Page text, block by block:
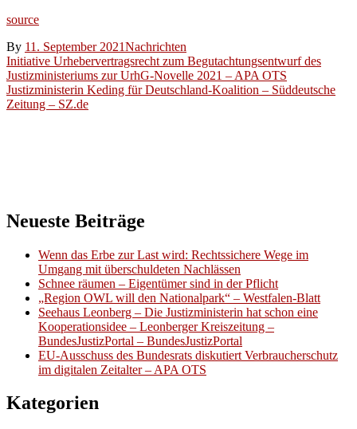
source
By 11. September 2021Nachrichten
Beitragsnavigation
Initiative Urhebervertragsrecht zum Begutachtungsentwurf des
Justizministeriums zur UrhG-Novelle 2021 – APA OTS
Justizministerin Keding für Deutschland-Koalition – Süddeutsche
Zeitung – SZ.de
Neueste Beiträge
Wenn das Erbe zur Last wird: Rechtssichere Wege im
Umgang mit überschuldeten Nachlässen
Schnee räumen – Eigentümer sind in der Pflicht
„Region OWL will den Nationalpark“ – Westfalen-Blatt
Seehaus Leonberg – Die Justizministerin hat schon eine
Kooperationsidee – Leonberger Kreiszeitung –
BundesJustizPortal – BundesJustizPortal
EU-Ausschuss des Bundesrats diskutiert Verbraucherschutz
im digitalen Zeitalter – APA OTS
Kategorien